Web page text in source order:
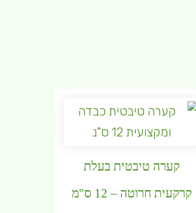
קערה טיבטית בעלת
קרקעית חרוטה – 12 ס"מ